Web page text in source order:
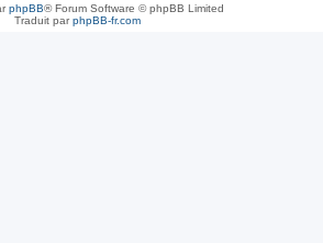
phpBB® Forum Software © phpBB Limited
Traduit parphpBB-fr.com